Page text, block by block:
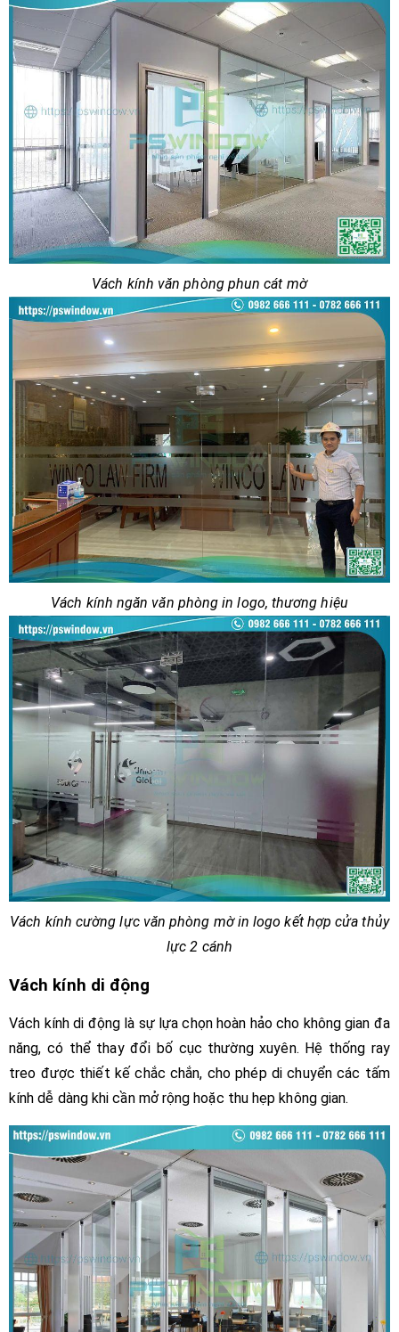
Vách kính văn phòng phun cát mờ
Vách kính ngăn văn phòng in logo, thương hiệu
Vách kính cường lực văn phòng mờ in logo kết hợp cửa thủy
lực 2 cánh
Vách kính di động
Vách kính di động là sự lựa chọn hoàn hảo cho không gian đa
năng, có thể thay đổi bố cục thường xuyên. Hệ thống ray
treo được thiết kế chắc chắn, cho phép di chuyển các tấm
kính dễ dàng khi cần mở rộng hoặc thu hẹp không gian.